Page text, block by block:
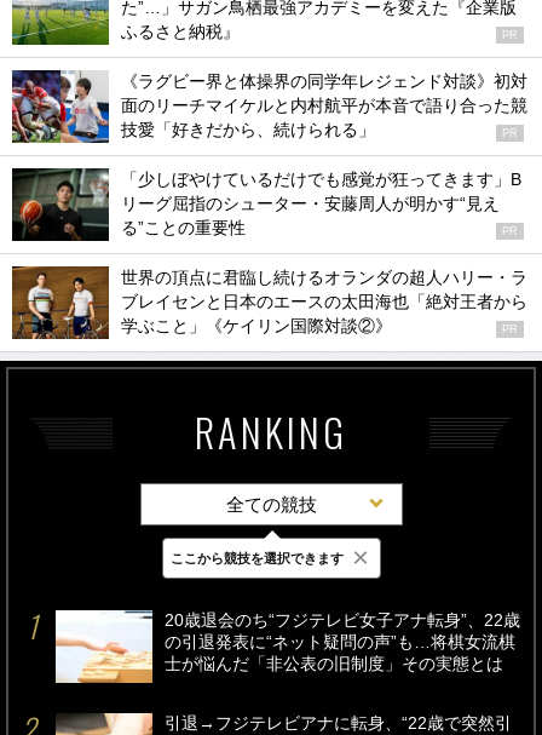
た”…」サガン鳥栖最強アカデミーを変えた『企業版
ふるさと納税』
PR
《ラグビー界と体操界の同学年レジェンド対談》初対
面のリーチマイケルと内村航平が本音で語り合った競
技愛「好きだから、続けられる」
PR
「少しぼやけているだけでも感覚が狂ってきます」B
リーグ屈指のシューター・安藤周人が明かす“見え
る”ことの重要性
PR
世界の頂点に君臨し続けるオランダの超人ハリー・ラ
ブレイセンと日本のエースの太田海也「絶対王者から
学ぶこと」《ケイリン国際対談②》
PR
RANKING
全ての競技
最新 24時間 週間
20歳退会のち“フジテレビ女子アナ転身”、22歳
の引退発表に“ネット疑問の声”も…将棋女流棋
士が悩んだ「非公表の旧制度」その実態とは
引退→フジテレビアナに転身、“22歳で突然引
ここから競技を選択できます ×